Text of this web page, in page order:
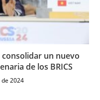
un nuevo
de los BRICS
2024